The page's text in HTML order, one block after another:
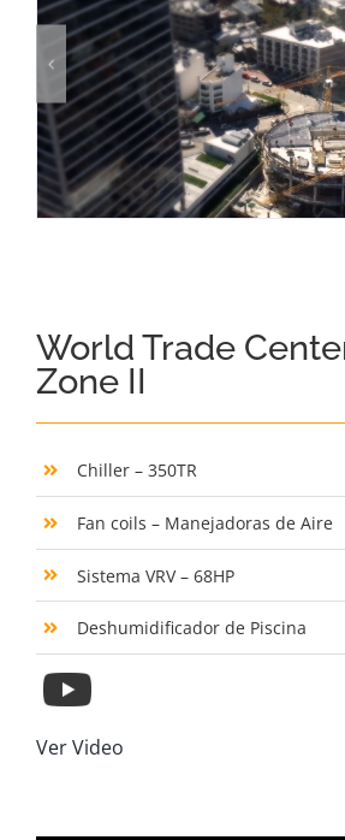
World Trade
Zone II
Chiller – 350TR
Fan coils – Manejadoras de Aire
Sistema VRV – 68HP
Deshumidificador de Piscina
Ver Video